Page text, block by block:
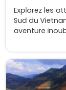
Explorez les
Sud du
aventure